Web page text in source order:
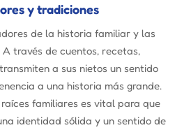
y tradiciones
de la historia familiar y las
través de cuentos, recetas,
a sus nietos un sentido
a una historia más grande.
familiares es vital para que
identidad sólida y un sentido de